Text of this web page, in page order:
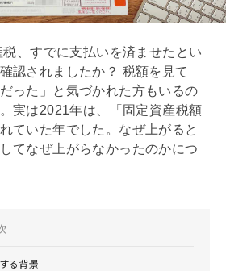
税 、すでに支払いを済ませたとい
認されましたか？ 税額を見て
った」と気づかれた方もいるの
実は2021年は、「 固定資産税額
ていた年でした。なぜ上がると
てなぜ上がらなかったのかにつ
る背景